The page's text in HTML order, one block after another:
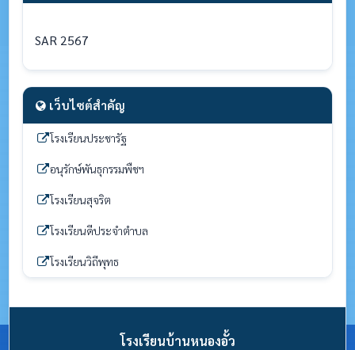
SAR 2567
เว็บไซต์สำคัญ
โรงเรียนประชารัฐ
อนุรักษ์พันธุกรรมพืชฯ
โรงเรียนสุจริต
โรงเรียนดีประจำตำบล
โรงเรียนวิถีพุทธ
โรงเรียนบ้านหนองอั้ว